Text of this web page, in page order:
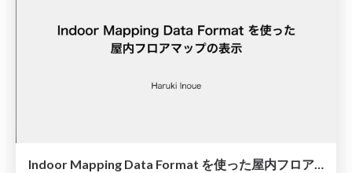
Indoor Mapping Data Format を使った屋内フロアマップの表示